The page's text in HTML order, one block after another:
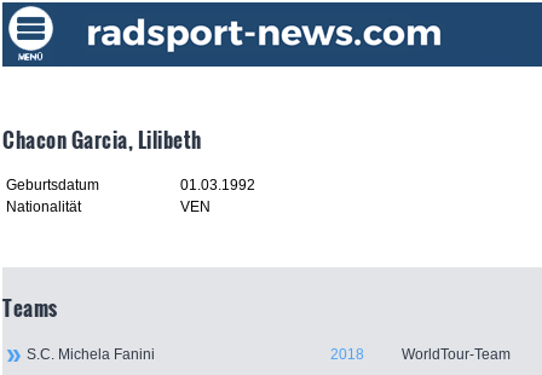
Chacon Garcia, Lilibeth
Geburtsdatum
01.03.1992
Nationalität
VEN
Teams
S.C. Michela Fanini 2018 WorldTour-Team